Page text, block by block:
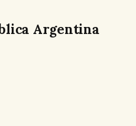
Argentina